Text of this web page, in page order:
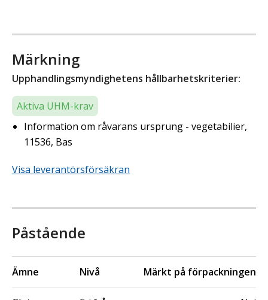
Märkning
Upphandlingsmyndighetens hållbarhetskriterier:
Aktiva UHM-krav
Information om råvarans ursprung - vegetabilier,
11536, Bas
Visa leverantörsförsäkran
Påstående
Ämne Nivå Märkt på förpackningen